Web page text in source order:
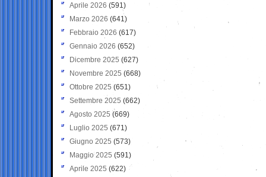
Aprile 2026 (591)
Marzo 2026 (641)
Febbraio 2026 (617)
Gennaio 2026 (652)
Dicembre 2025 (627)
Novembre 2025 (668)
Ottobre 2025 (651)
Settembre 2025 (662)
Agosto 2025 (669)
Luglio 2025 (671)
Giugno 2025 (573)
Maggio 2025 (591)
Aprile 2025 (622)